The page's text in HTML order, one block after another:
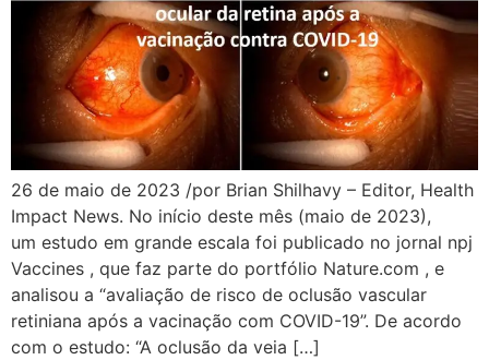
26 de maio de 2023 /por Brian Shilhavy – Editor, Health
Impact News. No início deste mês (maio de 2023),
um estudo em grande escala foi publicado no jornal npj
Vaccines , que faz parte do portfólio Nature.com , e
analisou a “avaliação de risco de oclusão vascular
retiniana após a vacinação com COVID-19”. De acordo
com o estudo: “A oclusão da veia […]